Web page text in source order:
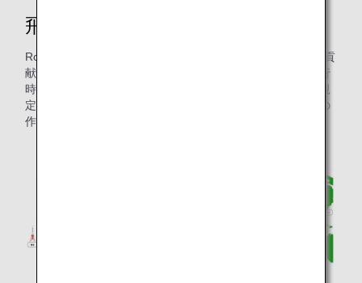
飛行経路の選定
Route Development Projectでは、飛行時間の削減に大きく貢
献できるよう、主に国際線の長距離路線に対象を絞り、飛行
時間が平均的に予定を超えている路線を割り出し、各国の規
定などを読み解きながら、既存経路の取捨選択と新規経路の
作成を行っています。